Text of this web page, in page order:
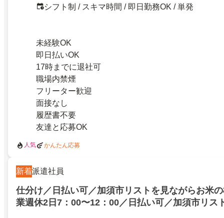
シフト制 / スキマ時間 / 即日勤務OK / 単発
未経験OK
即日払いOK
17時までに退社可
職場内禁煙
フリーター歓迎
面接なし
履歴書不要
友達と応募OK
人気 かんたん応募
新着派遣社員
仕分け／日払い可／加須市リストを見ながらお米
業週休2日7：00〜12：00／日払い可／加須市リス